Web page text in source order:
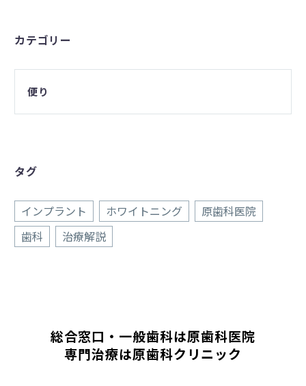
カテゴリー
便り
タグ
インプラント ホワイトニング
原歯科医院
歯科
治療解説
総合窓口・一般歯科は原歯科医院
専門治療は原歯科クリニック